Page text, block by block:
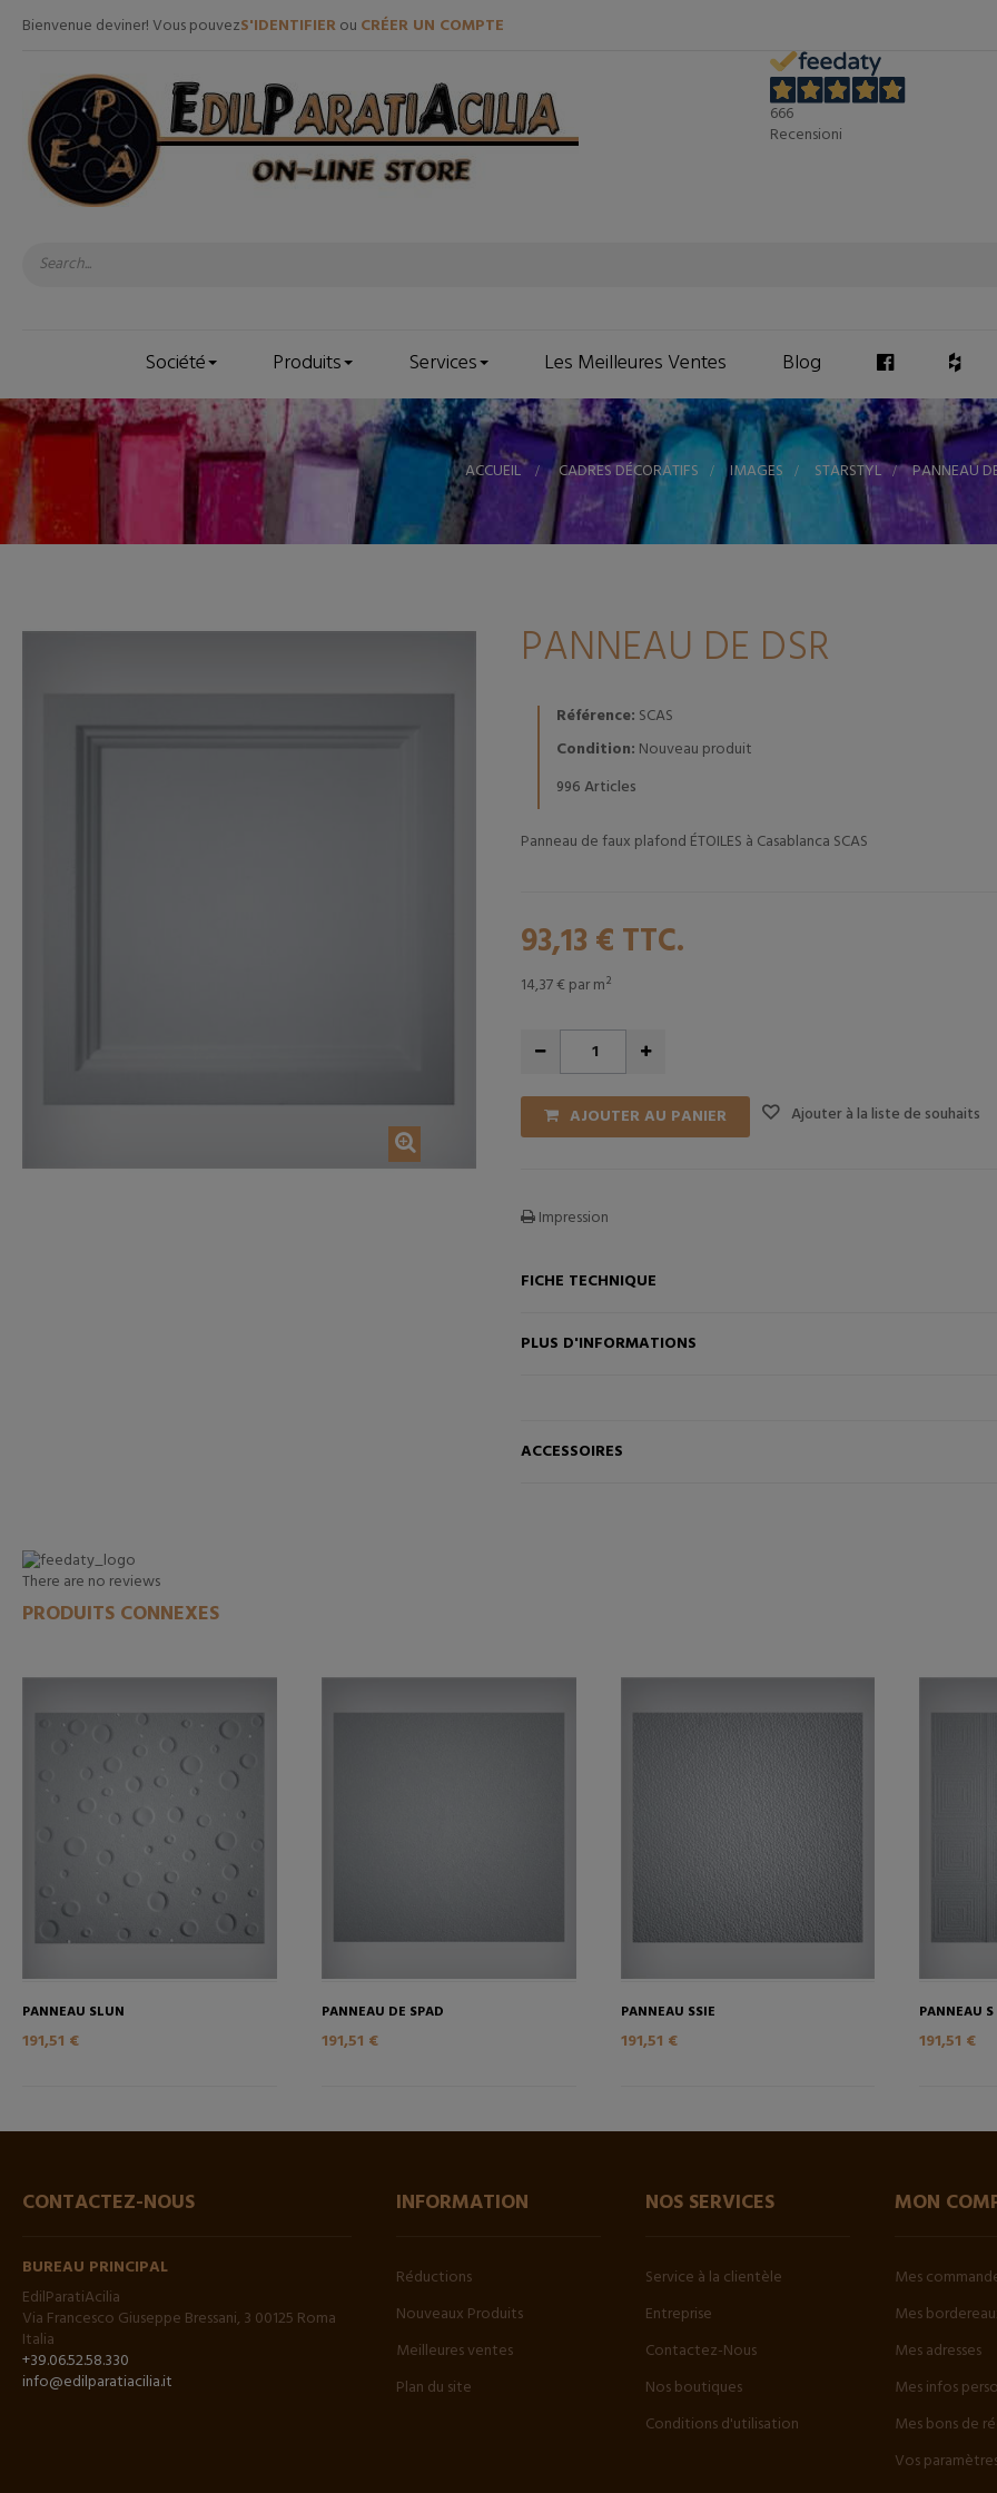
Bienvenue deviner! Vous pouvezS'IDENTIFIERou CRÉER UN COMPTE
666
Recensioni
Société Produits Services Les Meilleures Ventes Blog
ACCUEIL > CADRES DÉCORATIFS > IMAGES > STARSTYL > PANNEAU
PANNEAU DE DSR
Référence: SCAS
Condition: Nouveau produit
996Articles
Panneau de faux plafond ÉTOILES à Casablanca SCAS
93,13 € TTC.
14,37 € par m²
AJOUTER AU PANIER Ajouter à la liste de souhaits
Impression
FICHE TECHNIQUE
PLUS D'INFORMATIONS
ACCESSOIRES
There are no reviews
PRODUITS CONNEXES
PANNEAU SLUN
191,51 €
AJOUTER AU PANIER
PANNEAU DE SPAD
191,51 €
PANNEAU SSIE
191,51 €
PANNEAU S
191,51 €
CONTACTEZ-NOUS
BUREAU PRINCIPAL
EdilParatiAcilia
Via Francesco Giuseppe Bressani, 3 00125 Roma
Italia
+39.06.52.58.330
info@edilparatiacilia.it
INFORMATION
Réductions
Nouveaux Produits
Meilleures ventes
Plan du site
NOS SERVICES
Service à la clientèle
Entreprise
Contactez-Nous
Nos boutiques
Conditions d'utilisation
MON
Mes
Mes
Mes adresses
Mes infos
Mes bons de
Vos